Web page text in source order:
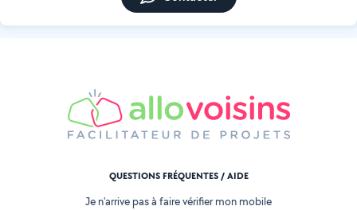
QUESTIONS FRÉQUENTES / AIDE
Je n'arrive pas à faire vérifier mon mobile